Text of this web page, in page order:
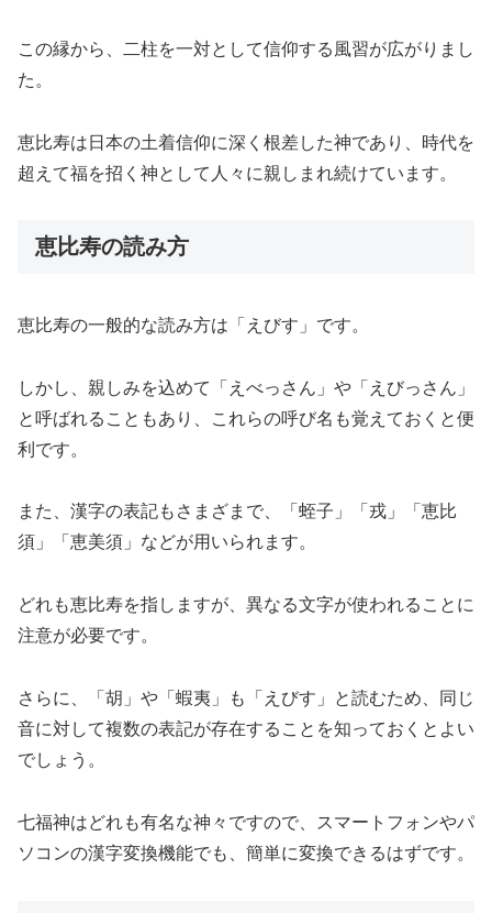
この縁から、二柱を一対として信仰する風習が広がりまし
た。
恵比寿は日本の土着信仰に深く根差した神であり、時代を
超えて福を招く神として人々に親しまれ続けています。
恵比寿の読み方
恵比寿の一般的な読み方は「えびす」です。
しかし、親しみを込めて「えべっさん」や「えびっさん」
と呼ばれることもあり、これらの呼び名も覚えておくと便
利です。
また、漢字の表記もさまざまで、「蛭子」「戎」「恵比
須」「恵美須」などが用いられます。
どれも恵比寿を指しますが、異なる文字が使われることに
注意が必要です。
さらに、「胡」や「蝦夷」も「えびす」と読むため、同じ
音に対して複数の表記が存在することを知っておくとよい
でしょう。
七福神はどれも有名な神々ですので、スマートフォンやパ
ソコンの漢字変換機能でも、簡単に変換できるはずです。